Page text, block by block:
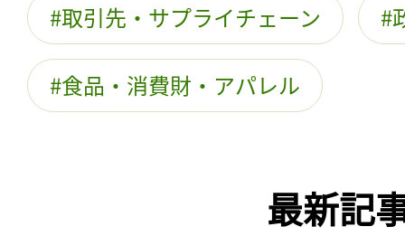
取引先・サプライチェーン
食品・消費財・アパレル
最新記